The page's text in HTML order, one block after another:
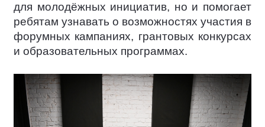
для молодёжных инициатив, но и помогает
ребятам узнавать о возможностях участия в
форумных кампаниях, грантовых конкурсах
и образовательных программах.